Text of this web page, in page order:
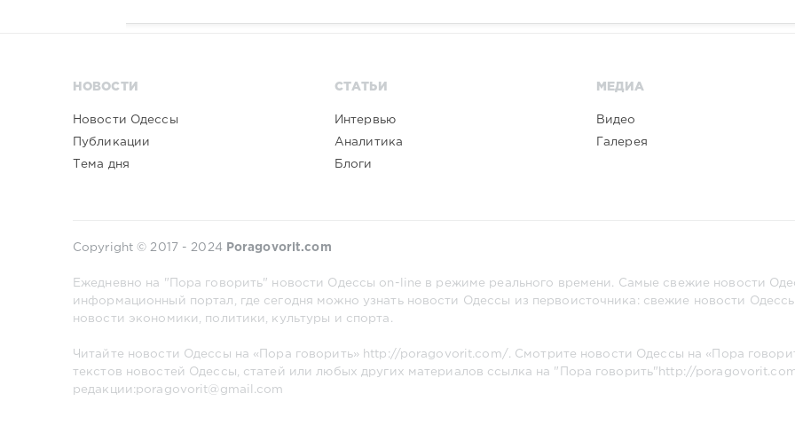
НОВОСТИ
Новости Одессы
Публикации
Тема дня
СТАТЬИ
Интервью
Аналитика
Блоги
МЕДИА
Видео
Галерея
Copyright © 2017 - 2024 Poragovorit.com
Ежедневно на "Пора говорить" новости Одессы on-line в режиме реального времени. Самые свежие новости
информационный портал, где сегодня можно узнать новости Одессы из первоисточника: свежие новости
новости экономики, политики, культуры и спорта.
Читайте новости Одессы на «Пора говорить» http://poragovorit.com/ . Смотрите новости Одессы на «Пора
текстов новостей Одессы, статей или любых других материалов ссылка на "Пора говорить" http://
редакции:poragovorit@gmail.com